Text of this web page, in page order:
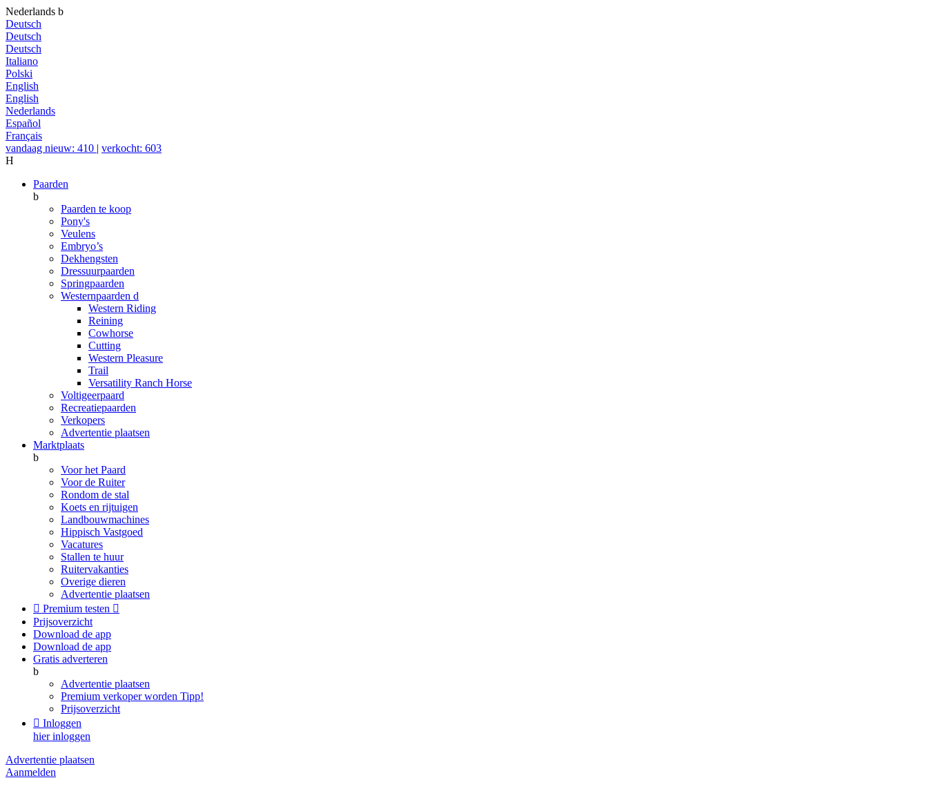
Nederlands b
Deutsch
Deutsch
Deutsch
Italiano
Polski
English
English
Nederlands
Español
Français
vandaag nieuw: 410 | verkocht: 603
H
Paarden
b
Paarden te koop
Pony's
Veulens
Embryo’s
Dekhengsten
Dressuurpaarden
Springpaarden
Westernpaarden d
Western Riding
Reining
Cowhorse
Cutting
Western Pleasure
Trail
Versatility Ranch Horse
Voltigeerpaard
Recreatiepaarden
Verkopers
Advertentie plaatsen
Marktplaats
b
Voor het Paard
Voor de Ruiter
Rondom de stal
Koets en rijtuigen
Landbouwmachines
Hippisch Vastgoed
Vacatures
Stallen te huur
Ruitervakanties
Overige dieren
Advertentie plaatsen
 Premium testen 
Prijsoverzicht
Download de app
Download de app
Gratis adverteren
b
Advertentie plaatsen
Premium verkoper worden Tipp!
Prijsoverzicht
 Inloggen
hier inloggen
Advertentie plaatsen
Aanmelden